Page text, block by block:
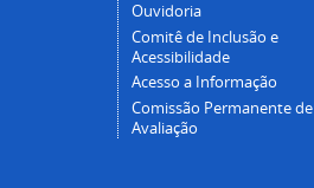
Ouvidoria
Comitê de Inclusão e
Acessibilidade
Acesso a Informação
Comissão Permanente de
Avaliação